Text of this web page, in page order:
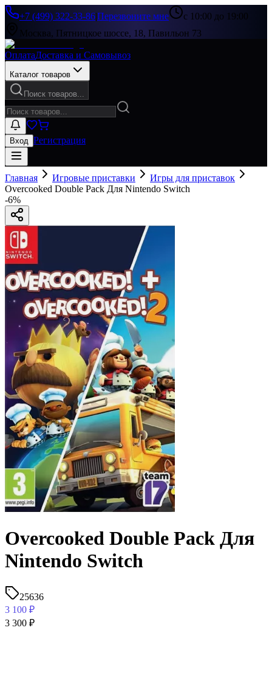
+7 (499) 322-33-86|Перезвоните мне
с 10:00 до 19:00
Москва, Пятницкое шоссе, 18, Павильон 73
ОплатаДоставка и Самовывоз
Каталог товаров
Поиск товаров...
Вход Регистрация
Главная Игровые приставки
Игры для приставок
Overcooked Double Pack Для Nintendo Switch
-6%
Overcooked Double Pack Для
Nintendo Switch
25636
3 100 ₽
3 300 ₽